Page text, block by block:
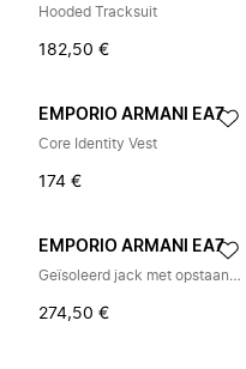
Hooded Tracksuit
182,50 €
EMPORIO ARMANI EA7
Core Identity Vest
174 €
EMPORIO ARMANI EA7
Geïsoleerd jack met opstaande kraag
274,50 €